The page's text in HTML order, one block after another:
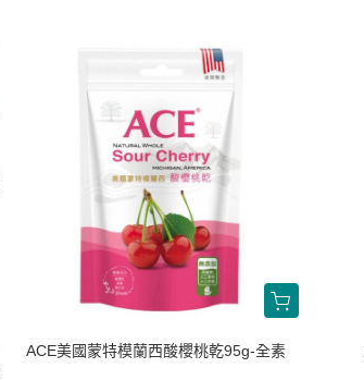
ACE美國蒙特模蘭西酸櫻桃乾95g-全素